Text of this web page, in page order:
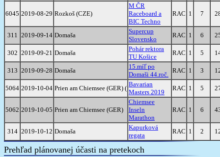
6045 2019-08-29 Rozkoš (CZE)
M ČR
Raceboard a
BIC Techno
RAC 1 7
311 2019-09-14 Domaša
Supercup
Slovensko
RAC 1 6
302 2019-09-21 Domaša
Pohár rektora
TU Košice
RAC 1 5
313 2019-09-28 Domaša
15.míľ po
Domaši 44.roč.
RAC 1 3
5064 2019-10-04 Prien am Chiemsee (GER) (
Bavarian
Masters 2019
RAC 1 5
5062 2019-10-05 Prien am Chiemsee (GER)
Chiemsee
Inseln
Marathon
RAC 1 6
314 2019-10-12 Domaša
Kapurková
regata
RAC 1 2
Prehľad plánovanej účasti na pretekoch